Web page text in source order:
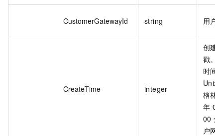
CustomerGatewayId string 用户
CreateTime integer
创建
戳。
时间
Unix
格林
年 01
00 分
户网